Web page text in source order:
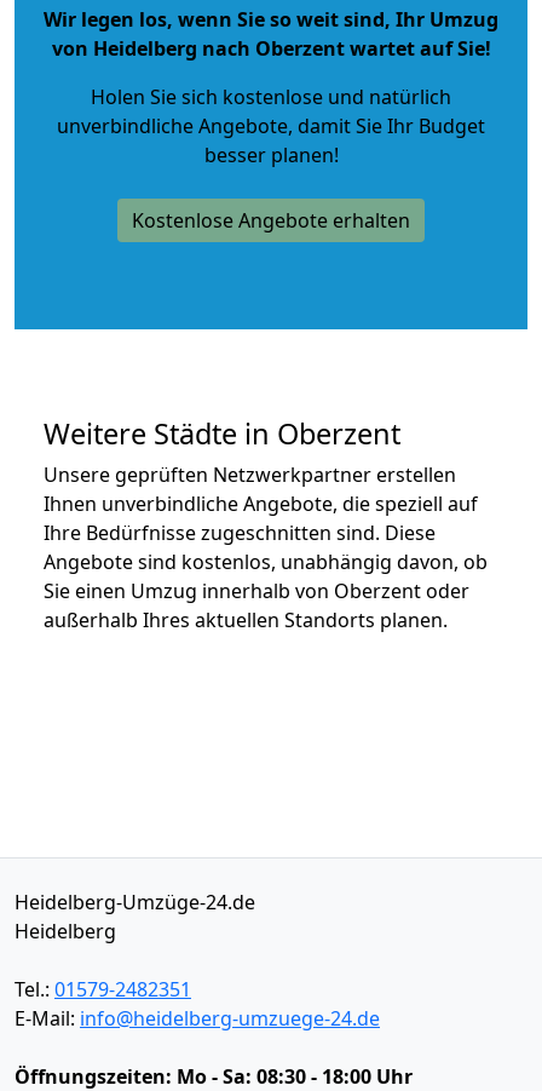
Wir legen los, wenn Sie so weit sind, Ihr Umzug
von Heidelberg nach Oberzent wartet auf Sie!
Holen Sie sich kostenlose und natürlich
unverbindliche Angebote, damit Sie Ihr Budget
besser planen!
Kostenlose Angebote erhalten
Weitere Städte in Oberzent
Unsere geprüften Netzwerkpartner erstellen
Ihnen unverbindliche Angebote, die speziell auf
Ihre Bedürfnisse zugeschnitten sind. Diese
Angebote sind kostenlos, unabhängig davon, ob
Sie einen Umzug innerhalb von Oberzent oder
außerhalb Ihres aktuellen Standorts planen.
Heidelberg-Umzüge-24.de
Heidelberg
Tel.: 01579-2482351
E-Mail: info@heidelberg-umzuege-24.de
Öffnungszeiten: Mo - Sa: 08:30 - 18:00 Uhr